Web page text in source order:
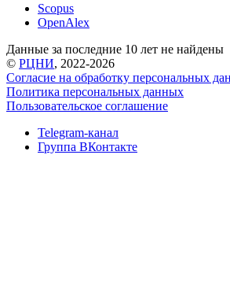
Scopus
OpenAlex
Данные за последние 10 лет не найдены
© РЦНИ, 2022-2026
Согласие на обработку персональных
Политика персональных данных
Пользовательское соглашение
Telegram-канал
Группа ВКонтакте